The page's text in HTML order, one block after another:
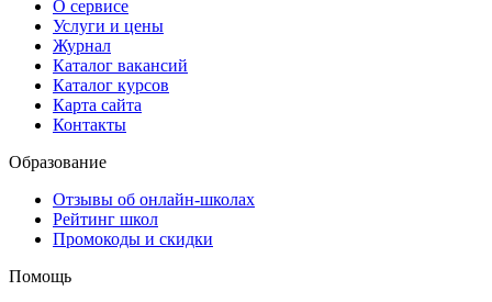
О сервисе
Услуги и цены
Журнал
Каталог вакансий
Каталог курсов
Карта сайта
Контакты
Образование
Отзывы об онлайн-школах
Рейтинг школ
Промокоды и скидки
Помощь